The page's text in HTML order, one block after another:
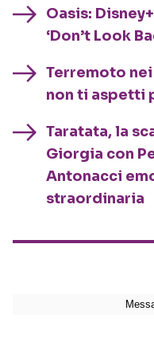
Oasis:
‘Don’t Look
Terremoto
non ti aspetti
Taratata, la
Giorgia con
Antonacci
straordinaria